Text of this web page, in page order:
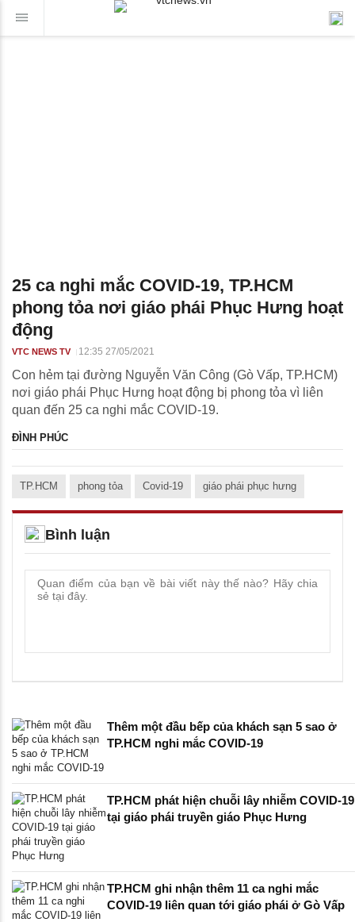
25 ca nghi mắc COVID-19, TP.HCM
phong tỏa nơi giáo phái Phục Hưng hoạt
động
VTC NEWS TV 12:35 27/05/2021
Con hẻm tại đường Nguyễn Văn Công (Gò Vấp, TP.HCM)
nơi giáo phái Phục Hưng hoạt động bị phong tỏa vì liên
quan đến 25 ca nghi mắc COVID-19.
ĐÌNH PHÚC
TP.HCM phong tỏa Covid-19 giáo phái phục hưng
Bình luận
Thêm một đầu bếp của khách sạn 5 sao ở
TP.HCM nghi mắc COVID-19
TP.HCM phát hiện chuỗi lây nhiễm COVID-19
tại giáo phái truyền giáo Phục Hưng
TP.HCM ghi nhận thêm 11 ca nghi mắc
COVID-19 liên quan tới giáo phái ở Gò Vấp